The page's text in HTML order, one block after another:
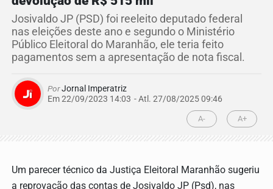
Josivaldo JP (PSD) foi reeleito deputado federal
nas eleições deste ano e segundo o Ministério
Público Eleitoral do Maranhão, ele teria feito
pagamentos sem a apresentação de nota fiscal.
PorJornal Imperatriz
Em 22/09/2023 14:03 - Atl. 27/08/2025 09:46
A- A+
Um parecer técnico da Justiça Eleitoral Maranhão sugeriu
a reprovação das contas de Josivaldo JP (Psd), nas